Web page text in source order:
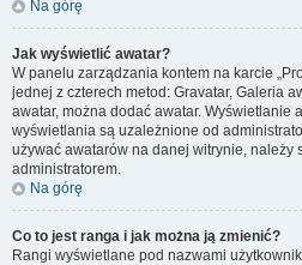
Na górę
Jak wyświetlić awatar?
W panelu zarządzania kontem na karcie
jednej z czterech metod: Gravatar, Galeria
awatar, można dodać awatar. Wyświetlanie
wyświetlania są uzależnione od
używać awatarów na danej witrynie, należy
administratorem.
Na górę
Co to jest ranga i jak można ją zmienić?
Rangi wyświetlane pod nazwami